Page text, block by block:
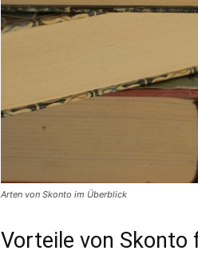
Arten von Skonto im Überblick
Vorteile von Skonto